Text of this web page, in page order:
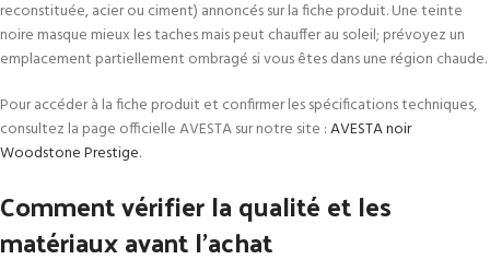
reconstituée, acier ou ciment) annoncés sur la fiche produit. Une teinte
noire masque mieux les taches mais peut chauffer au soleil; prévoyez un
emplacement partiellement ombragé si vous êtes dans une région chaude.
Pour accéder à la fiche produit et confirmer les spécifications techniques,
consultez la page officielle AVESTA sur notre site :AVESTA noir
Woodstone Prestige.
Comment vérifier la qualité et les
matériaux avant l’achat